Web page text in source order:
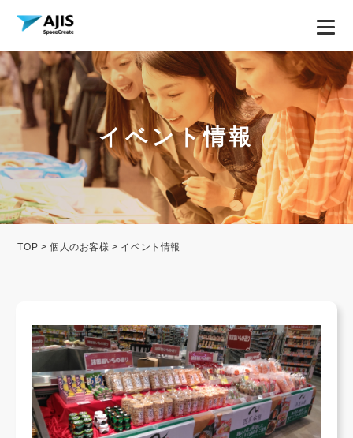
イベント情報
TOP >個人のお客様 > イベント情報